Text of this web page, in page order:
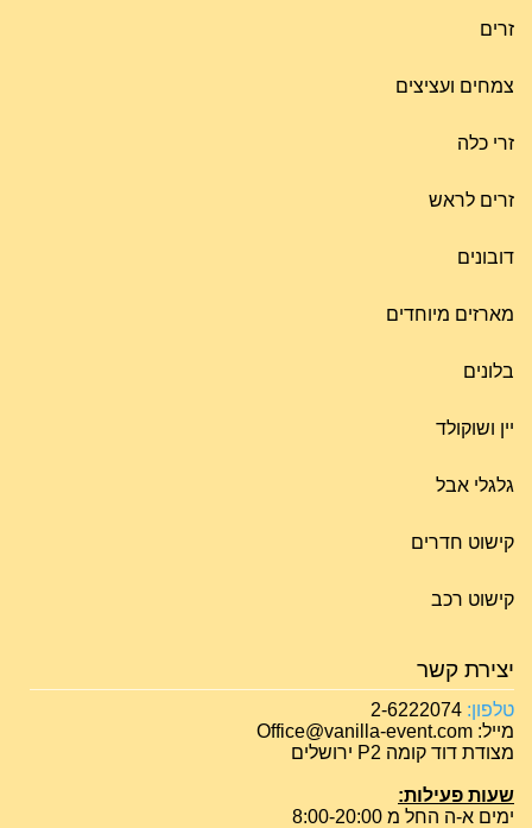
זרים
צמחים ועציצים
זרי כלה
זרים לראש
דובונים
מארזים מיוחדים
בלונים
יין ושוקולד
גלגלי אבל
קישוט חדרים
קישוט רכב
יצירת קשר
טלפון: 2-6222074
מייל: Office@vanilla-event.com
מצודת דוד קומה P2 ירושלים
שעות פעילות:
ימים א-ה החל מ 8:00-20:00